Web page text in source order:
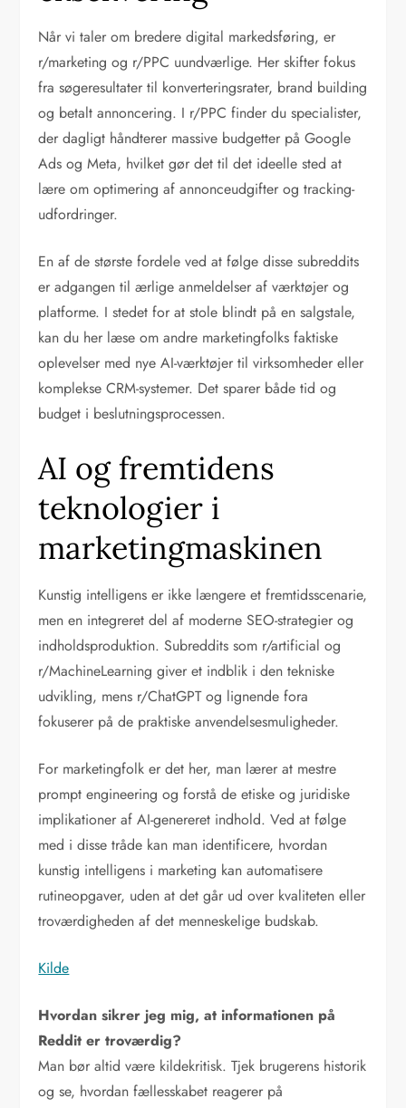
Når vi taler om bredere digital markedsføring, er
r/marketing og r/PPC uundværlige. Her skifter fokus
fra søgeresultater til konverteringsrater, brand building
og betalt annoncering. I r/PPC finder du specialister,
der dagligt håndterer massive budgetter på Google
Ads og Meta, hvilket gør det til det ideelle sted at
lære om optimering af annonceudgifter og tracking-
udfordringer.
En af de største fordele ved at følge disse subreddits
er adgangen til ærlige anmeldelser af værktøjer og
platforme. I stedet for at stole blindt på en salgstale,
kan du her læse om andre marketingfolks faktiske
oplevelser med nye AI-værktøjer til virksomheder eller
komplekse CRM-systemer. Det sparer både tid og
budget i beslutningsprocessen.
AI og fremtidens
teknologier i
marketingmaskinen
Kunstig intelligens er ikke længere et fremtidsscenarie,
men en integreret del af moderne SEO-strategier og
indholdsproduktion. Subreddits som r/artificial og
r/MachineLearning giver et indblik i den tekniske
udvikling, mens r/ChatGPT og lignende fora
fokuserer på de praktiske anvendelsesmuligheder.
For marketingfolk er det her, man lærer at mestre
prompt engineering og forstå de etiske og juridiske
implikationer af AI-genereret indhold. Ved at følge
med i disse tråde kan man identificere, hvordan
kunstig intelligens i marketing kan automatisere
rutineopgaver, uden at det går ud over kvaliteten eller
troværdigheden af det menneskelige budskab.
Kilde
Hvordan sikrer jeg mig, at informationen på
Reddit er troværdig?
Man bør altid være kildekritisk. Tjek brugerens historik
og se, hvordan fællesskabet reagerer på